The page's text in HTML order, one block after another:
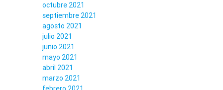
octubre 2021
septiembre 2021
agosto 2021
julio 2021
junio 2021
mayo 2021
abril 2021
marzo 2021